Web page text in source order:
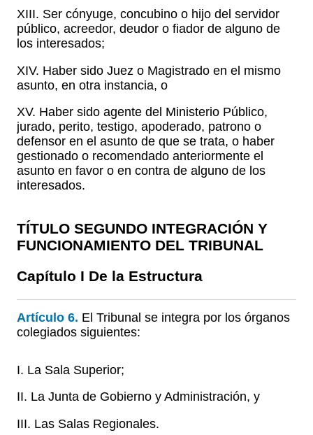
XIII. Ser cónyuge, concubino o hijo del servidor
público, acreedor, deudor o fiador de alguno de
los interesados;
XIV. Haber sido Juez o Magistrado en el mismo
asunto, en otra instancia, o
XV. Haber sido agente del Ministerio Público,
jurado, perito, testigo, apoderado, patrono o
defensor en el asunto de que se trata, o haber
gestionado o recomendado anteriormente el
asunto en favor o en contra de alguno de los
interesados.
TÍTULO SEGUNDO INTEGRACIÓN Y
FUNCIONAMIENTO DEL TRIBUNAL
Capítulo I De la Estructura
Artículo 6. El Tribunal se integra por los órganos
colegiados siguientes:
I. La Sala Superior;
II. La Junta de Gobierno y Administración, y
III. Las Salas Regionales.